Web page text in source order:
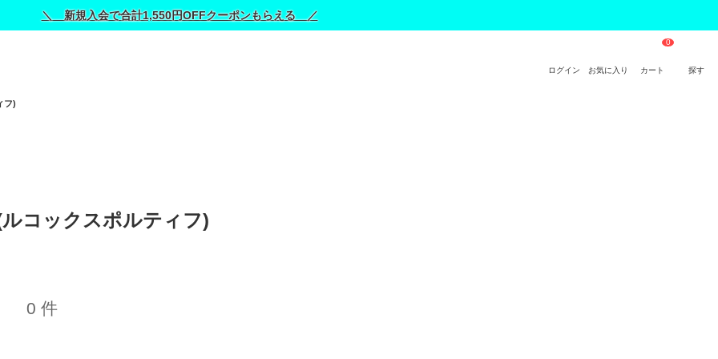
＼ 新規入会で合計1,550円OFFクーポンもらえる ／
ログイン お気に入り カート 探す
フ)
コックスポルティフ)
0 件